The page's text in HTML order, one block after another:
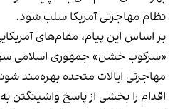
نظام مهاجرتی آمریکا سلب شود.
بر اساس این پیام، مقام‌های
«سرکوب خشن» جمهوری اسلامی سود
مهاجرتی ایالات متحده بهره‌مند
اقدام را بخشی از پاسخ